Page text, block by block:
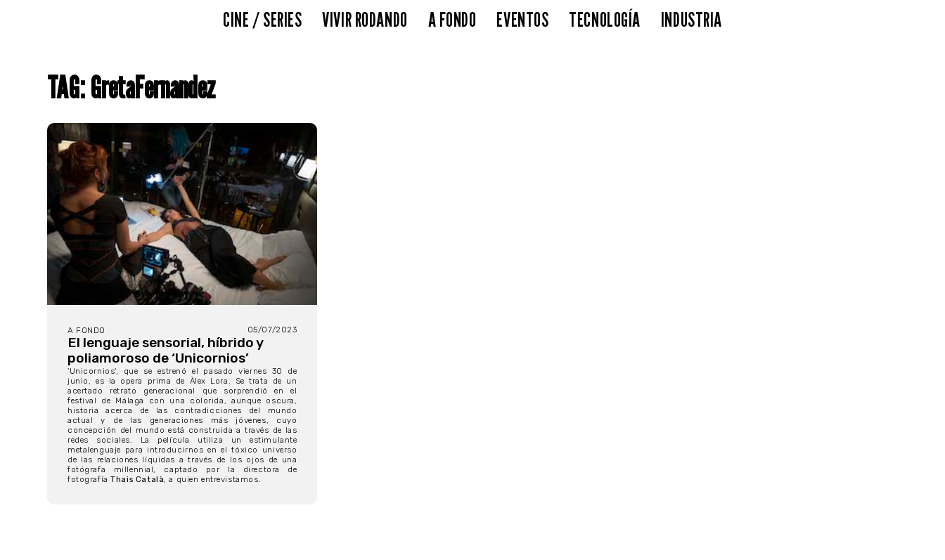
CINE / SERIES VIVIR RODANDO A FONDO EVENTOS TECNOLOGÍA INDUSTRIA
TAG: GretaFernandez
A FONDO 05/07/2023
El lenguaje sensorial, híbrido y
poliamoroso de ‘Unicornios’
'Unicornios', que se estrenó el pasado viernes 30 de
junio, es la opera prima de Àlex Lora. Se trata de un
acertado retrato generacional que sorprendió en el
festival de Málaga con una colorida, aunque oscura,
historia acerca de las contradicciones del mundo
actual y de las generaciones más jóvenes, cuyo
concepción del mundo está construida a través de las
redes sociales. La película utiliza un estimulante
metalenguaje para introducirnos en el tóxico universo
de las relaciones líquidas a través de los ojos de una
fotógrafa millennial, captado por la directora de
fotografíaThais Català, a quien entrevistamos.